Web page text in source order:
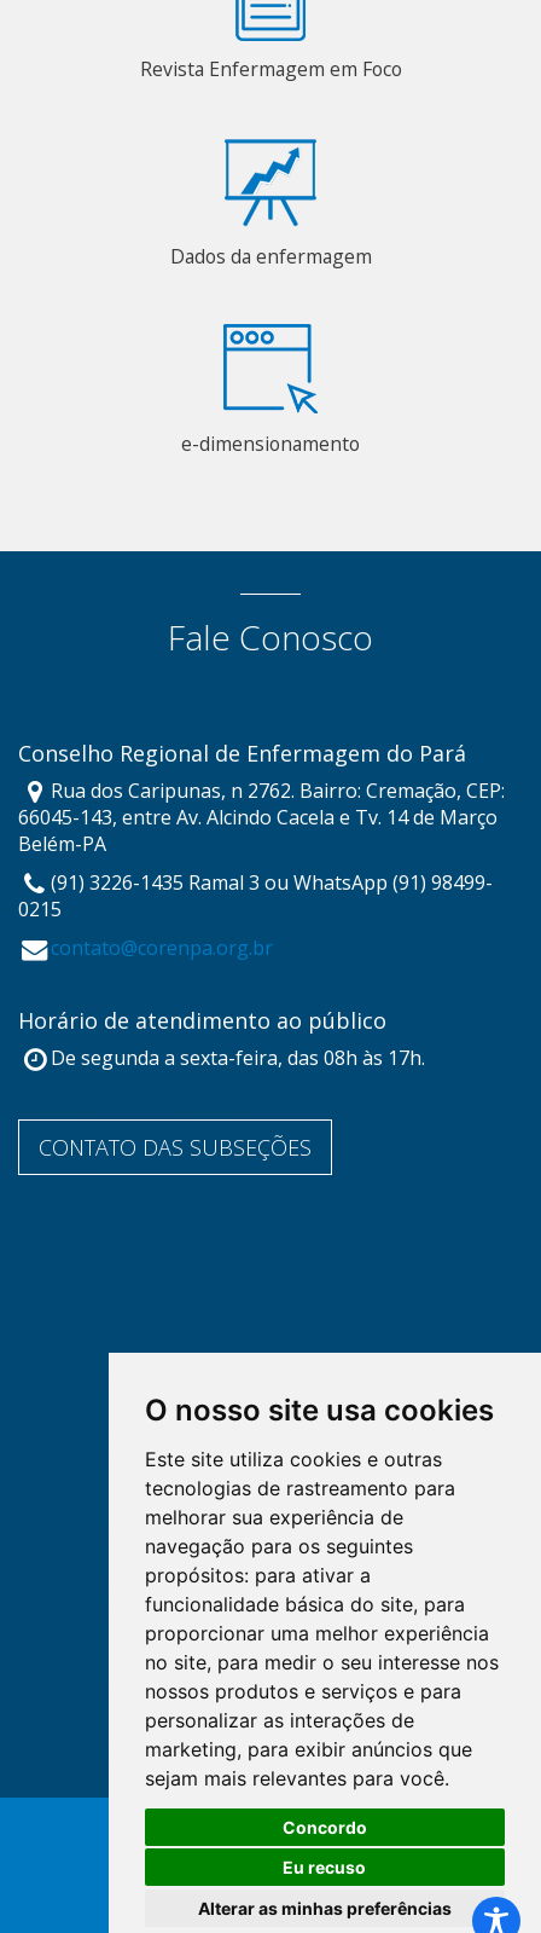
O nosso site usa cookies
Este site utiliza cookies e outras
tecnologias de rastreamento para
melhorar sua experiência de
navegação para os seguintes
propósitos: para ativar a
funcionalidade básica do site, para
proporcionar uma melhor experiência
no site, para medir o seu interesse nos
nossos produtos e serviços e para
personalizar as interações de
marketing, para exibir anúncios que
sejam mais relevantes para você.
Concordo
Eu recuso
Alterar as minhas preferências
Revista Enfermagem em Foco
Dados da enfermagem
e-dimensionamento
Fale Conosco
Conselho Regional de Enfermagem do Pará
Rua dos Caripunas, n 2762. Bairro: Cremação, CEP:
66045-143, entre Av. Alcindo Cacela e Tv. 14 de Março
Belém-PA
(91) 3226-1435 Ramal 3 ou WhatsApp (91) 98499-
0215
contato@corenpa.org.br
Horário de atendimento ao público
De segunda a sexta-feira, das 08h às 17h.
CONTATO DAS SUBSEÇÕES
© Copyright 2026 - Cofen/CORENs